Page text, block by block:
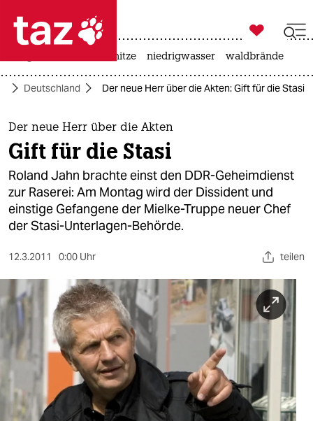
 taz zahl ich
taz zahl ich
themen
politik
öko
gesellschaft
kultur
sport
berlin
nord
wahrheit
verlag

taz zahl ich
hitze niedrigwasser waldbrände
Deutschland Der neue Herr über die Akten: Gift für die Stasi
Der neue Herr über die Akten
Gift für die Stasi
Roland Jahn brachte einst den DDR-Geheimdienst
zur Raserei: Am Montag wird der Dissident und
einstige Gefangene der Mielke-Truppe neuer Chef
der Stasi-Unterlagen-Behörde.
12.3.2011 0:00 Uhr teilen